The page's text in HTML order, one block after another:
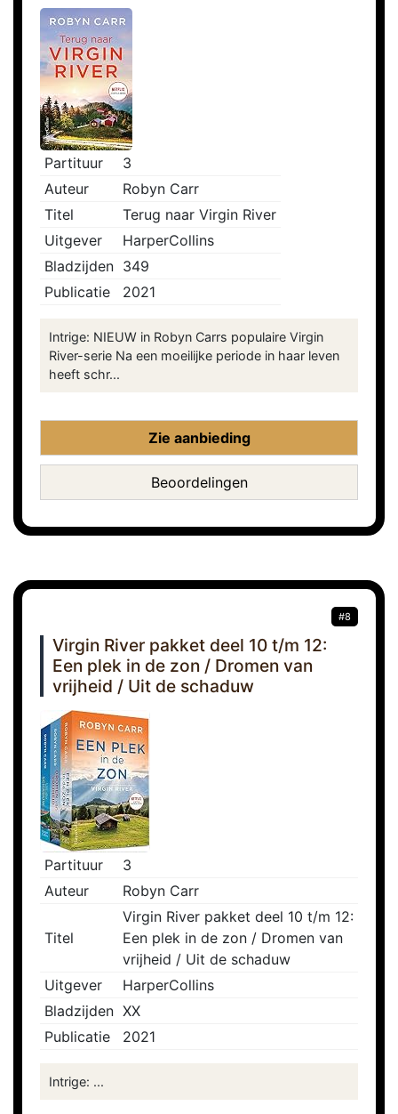
Partituur
3
Auteur
Robyn Carr
Titel
Terug naar Virgin River
Uitgever
HarperCollins
Bladzijden 349
Publicatie
2021
Intrige: NIEUW in Robyn Carrs populaire Virgin
River-serie Na een moeilijke periode in haar leven
heeft schr...
Zie aanbieding
Beoordelingen
#8
Virgin River pakket deel 10 t/m 12:
Een plek in de zon / Dromen van
vrijheid / Uit de schaduw
Partituur
3
Auteur
Robyn Carr
Titel
Virgin River pakket deel 10 t/m 12:
Een plek in de zon / Dromen van
vrijheid / Uit de schaduw
Uitgever
HarperCollins
Bladzijden XX
Publicatie
2021
Intrige: ...